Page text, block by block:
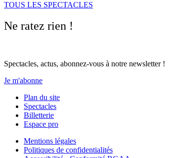
TOUS LES SPECTACLES
Ne ratez rien !
Spectacles, actus, abonnez-vous à notre newsletter !
Je m'abonne
Plan du site
Spectacles
Billetterie
Espace pro
Mentions légales
Politiques de confidentialités